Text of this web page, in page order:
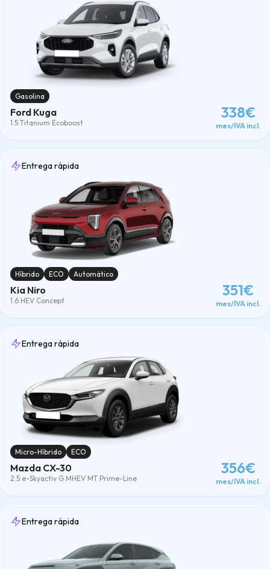
Gasolina
Ford Kuga
1.5 Titanium Ecoboost
338€
mes/IVA incl.
Entrega rápida
Híbrido ECO Automático
Kia Niro
1.6 HEV Concept
351€
mes/IVA incl.
Entrega rápida
Micro-Híbrido ECO
Mazda CX-30
2.5 e-Skyactiv G MHEV MT Prime-Line
356€
mes/IVA incl.
Entrega rápida